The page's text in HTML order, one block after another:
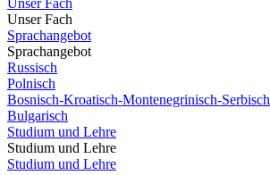
Unser Fach
Unser Fach
Sprachangebot
Sprachangebot
Russisch
Polnisch
Bosnisch-Kroatisch-Montenegrinisch-Serbisch
Bulgarisch
Studium und Lehre
Studium und Lehre
Studium und Lehre